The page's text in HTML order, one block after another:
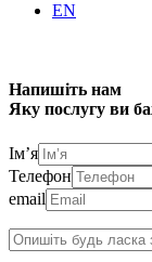
EN
Напишіть нам
Яку послугу ви
Ім’я
Телефон
email